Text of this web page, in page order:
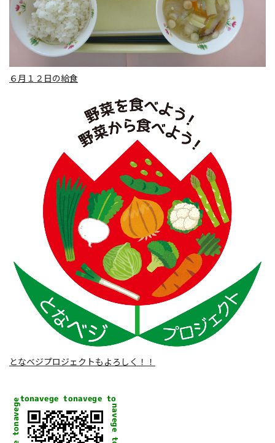
６月１２日の給食
となベジプロジェクトもよろしく！！